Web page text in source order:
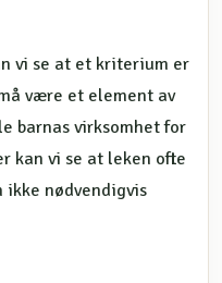
vi se at et kriterium er
være et element av
barnas virksomhet for
kan vi se at leken ofte
ikke nødvendigvis